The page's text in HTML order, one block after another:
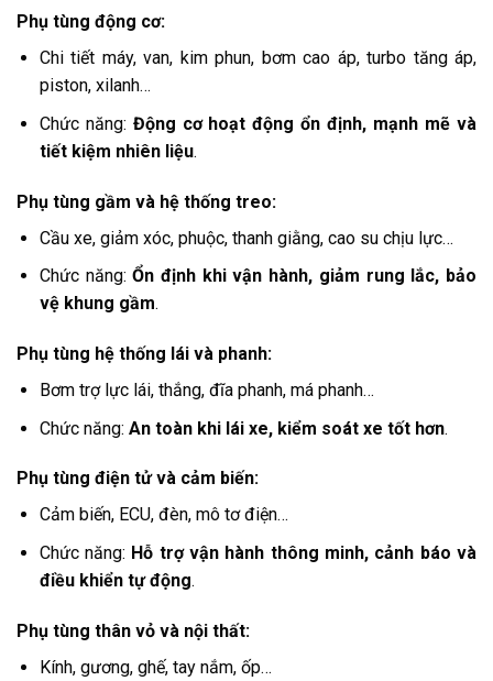
Phụ tùng động cơ:
Chi tiết máy, van, kim phun, bơm cao áp, turbo tăng áp,
piston, xilanh…
Chức năng: Động cơ hoạt động ổn định, mạnh mẽ và
tiết kiệm nhiên liệu.
Phụ tùng gầm và hệ thống treo:
Cầu xe, giảm xóc, phuộc, thanh giằng, cao su chịu lực…
Chức năng:Ổn định khi vận hành, giảm rung lắc, bảo
vệ khung gầm.
Phụ tùng hệ thống lái và phanh:
Bơm trợ lực lái, thắng, đĩa phanh, má phanh…
Chức năng: An toàn khi lái xe, kiểm soát xe tốt hơn.
Phụ tùng điện tử và cảm biến:
Cảm biến, ECU, đèn, mô tơ điện…
Chức năng: Hỗ trợ vận hành thông minh, cảnh báo và
điều khiển tự động.
Phụ tùng thân vỏ và nội thất:
Kính, gương, ghế, tay nắm, ốp…